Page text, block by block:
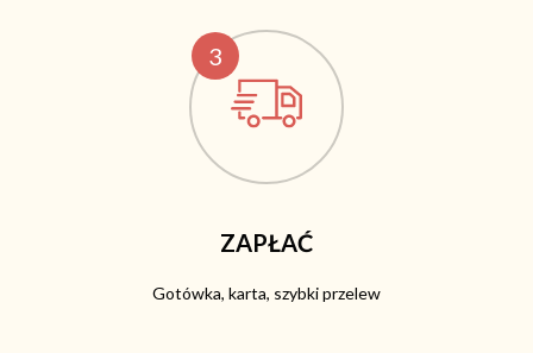
3
ZAPŁAĆ
Gotówka, karta, szybki przelew